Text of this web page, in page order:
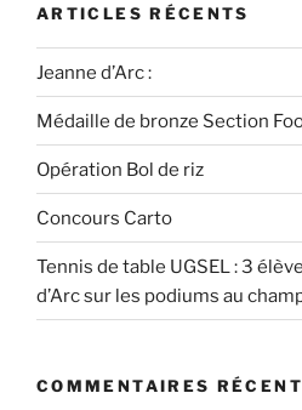
ARTICLES RÉCENTS
Jeanne d’Arc :
Médaille de bronze Section
Opération Bol de riz
Concours Carto
Tennis de table UGSEL : 3
d’Arc sur les podiums au
COMMENTAIRES